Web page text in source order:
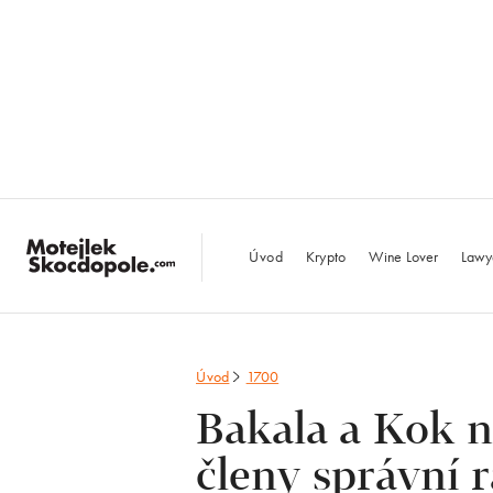
Úvod Krypto Wine Lover
Úvod 1700
Bakala a Kok
členy správní